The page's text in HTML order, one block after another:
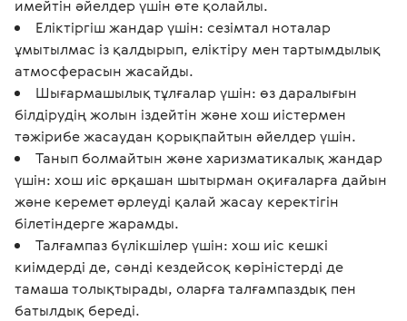
имейтін әйелдер үшін өте қолайлы.
Еліктіргіш жандар үшін: сезімтал ноталар
ұмытылмас із қалдырып, еліктіру мен тартымдылық
атмосферасын жасайды.
Шығармашылық тұлғалар үшін: өз даралығын
білдірудің жолын іздейтін және хош иістермен
тәжірибе жасаудан қорықпайтын әйелдер үшін.
Танып болмайтын және харизматикалық жандар
үшін: хош иіс әрқашан шытырман оқиғаларға дайын
және керемет әрлеуді қалай жасау керектігін
білетіндерге жарамды.
Талғампаз бүлікшілер үшін: хош иіс кешкі
киімдерді де, сәнді кездейсоқ көріністерді де
тамаша толықтырады, оларға талғампаздық пен
батылдық береді.